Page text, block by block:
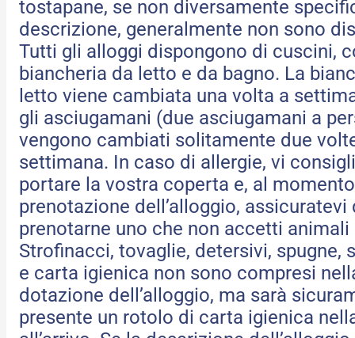
tostapane, se non diversamente
descrizione, generalmente non sono
Tutti gli alloggi dispongono di cuscini,
biancheria da letto e da bagno. La
letto viene cambiata una volta a
gli asciugamani (due asciugamani a
vengono cambiati solitamente due
settimana. In caso di allergie, vi
portare la vostra coperta e, al
prenotazione dell’alloggio, assicuratevi
prenotarne uno che non accetti
Strofinacci, tovaglie, detersivi, spugne,
e carta igienica non sono compresi
dotazione dell’alloggio, ma sarà
presente un rotolo di carta igienica